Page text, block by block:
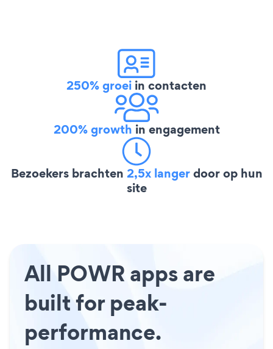
250% groei in contacten
200% growth in engagement
Bezoekers brachten 2,5x langerdoor op hun
site
All POWR apps are
built for peak-
performance.